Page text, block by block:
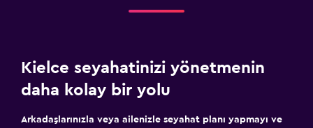
Kielce seyahatinizi yönetmenin
daha kolay bir yolu
Arkadaşlarınızla veya ailenizle seyahat planı yapmayı ve